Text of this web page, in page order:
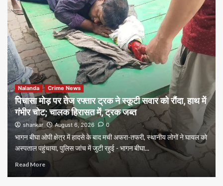
Nalanda Crime News
पिचासा मोड़ पर तेज रफ्तार ट्रक ने स्कूटी सवार को रौंदा, हाथ में
गंभीर चोट; चालक हिरासत में, ट्रक जब्त
shankar August 6, 2026 0
भागन बीघा ओपी क्षेत्र में हादसे के बाद मची अफरा-तफरी, स्थानीय लोगों ने घायल को
अस्पताल पहुंचाया, पुलिस जांच में जुटी रहुई - भागन बीघा...
Read More